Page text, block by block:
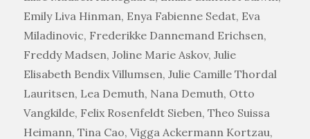
Emily Liva Hinman, Enya Fabienne Sedat, Eva
Miladinovic, Frederikke Dannemand Erichsen,
Freddy Madsen, Joline Marie Askov, Julie
Elisabeth Bendix Villumsen, Julie Camille Thordal
Lauritsen, Lea Demuth, Nana Demuth, Otto
Vangkilde, Felix Rosenfeldt Sieben, Theo Suissa
Heimann, Tina Cao, Vigga Ackermann Kortzau,